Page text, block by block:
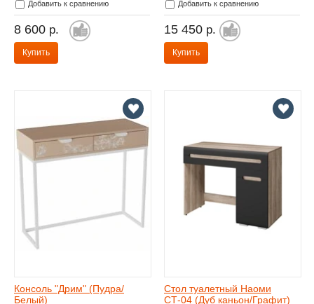
Добавить к сравнению
8 600 р.
Купить
Добавить к сравнению
15 450 р.
Купить
Консоль "Дрим" (Пудра/
Белый)
Стол туалетный Наоми
СТ-04 (Дуб каньон/Графит)